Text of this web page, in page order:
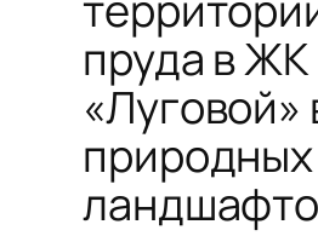
пруда в ЖК
«Луговой»
природных